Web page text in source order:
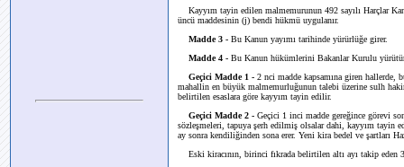
Kayyım tayin edilen malmemurunun 492 sayılı Harçlar
üncü maddesinin (j) bendi hükmü uygulanır.
Madde 3 - Bu Kanun yayımı tarihinde yürürlüğe girer.
Madde 4 - Bu Kanun hükümlerini Bakanlar Kurulu
Geçici Madde 1 - 2 nci madde kapsamına giren
mahallin en büyük malmemurluğunun talebi üzerine sulh
belirtilen esaslara göre kayyım tayin edilir.
Geçici Madde 2 - Geçici 1 inci madde gereğince görevi
sözleşmeleri, tapuya şerh edilmiş olsalar dahi, kayyım tayin
ay sonra kendiliğinden sona erer. Yeni kira bedel ve şartları
Eski kiracının, birinci fıkrada belirtilen altı ayı takip eden